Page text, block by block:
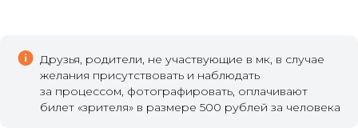
Друзья, родители, не участвующие в мк, в случае
желания присутствовать и наблюдать
за процессом, фотографировать, оплачивают
билет «зрителя» в размере 500 рублей за человека